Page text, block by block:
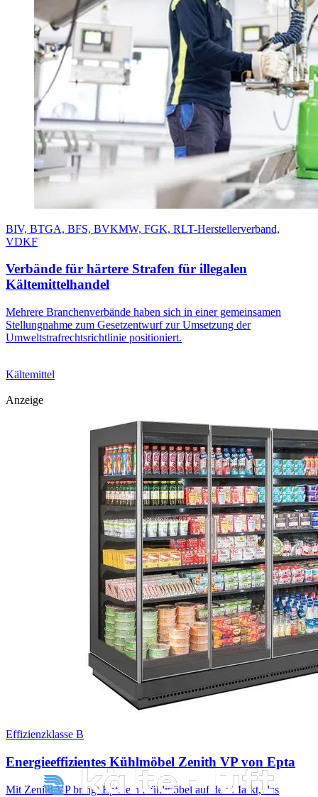
BIV, BTGA, BFS, BVKMW, FGK, RLT-Herstellerverband,
VDKF
Verbände für härtere Strafen für illegalen
Kältemittelhandel
Mehrere Branchenverbände haben sich in einer gemeinsamen
Stellungnahme zum Gesetzentwurf zur Umsetzung der
Umweltstrafrechtsrichtlinie positioniert.
Kältemittel
Anzeige
Effizienzklasse B
Energieeffizientes Kühlmöbel Zenith VP von Epta
Mit Zenith VP bringt Epta ein Kühlmöbel auf den Markt, das